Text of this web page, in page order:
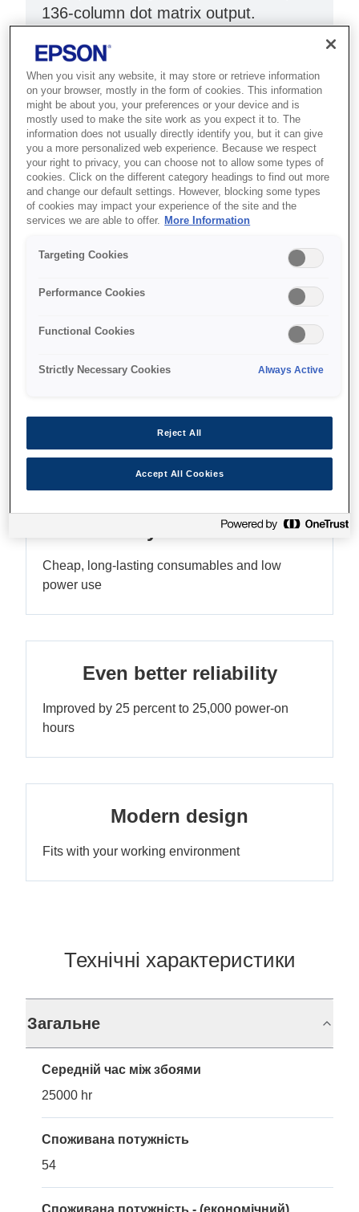
136-column dot matrix output.
Low TCO dot matrix printer
Fast print speeds¹
Improved reliability
Де купити
Very low TCO
Cheap, long-lasting consumables and low
power use
Even better reliability
Improved by 25 percent to 25,000 power-on
hours
Modern design
Fits with your working environment
Технічні характеристики
Загальне
Середній час між збоями
25000 hr
Споживана потужність
54
Споживана потужність - (економічний)
When you visit any website, it may store or retrieve information
on your browser, mostly in the form of cookies. This information
might be about you, your preferences or your device and is
mostly used to make the site work as you expect it to. The
information does not usually directly identify you, but it can give
you a more personalized web experience. Because we respect
your right to privacy, you can choose not to allow some types of
cookies. Click on the different category headings to find out more
and change our default settings. However, blocking some types
of cookies may impact your experience of the site and the
services we are able to offer. More Information
Targeting Cookies
Performance Cookies
Functional Cookies
Strictly Necessary Cookies Always Active
Reject All
Accept All Cookies